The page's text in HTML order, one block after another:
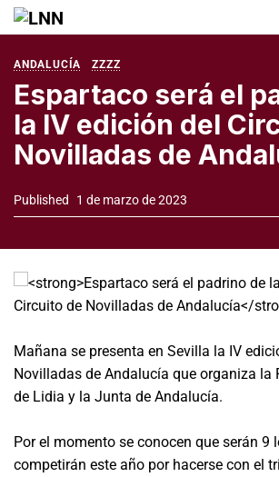
ANDALUCÍA ZZZZ
Espartaco será el
la IV edición del
Novilladas de
Published 1 de marzo de 2023
Mañana se presenta en Sevilla la IV
Novilladas de Andalucía que organiza la
de Lidia y la Junta de Andalucía.
Por el momento se conocen que serán 9
competirán este año por hacerse con el